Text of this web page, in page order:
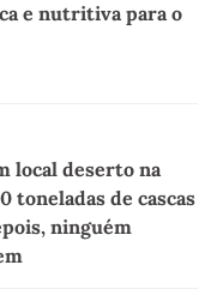
e nutritiva para o
local deserto na
toneladas de cascas
ninguém